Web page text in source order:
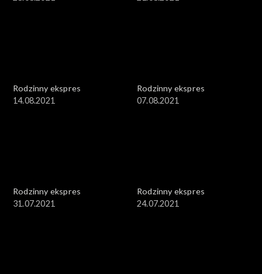
Rodzinny ekspres
14.08.2021
Rodzinny ekspres
07.08.2021
Rodzinny ekspres
31.07.2021
Rodzinny ekspres
24.07.2021